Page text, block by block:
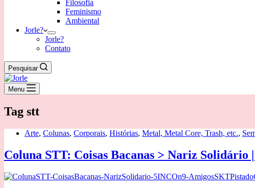
Filosofia
Feminismo
Ambiental
Jorle?
Jorle?
Contato
Pesquisar
Menu
Tag stt
Arte, Colunas, Corporais, Histórias, Metal, Metal Core, Trash, etc.,
Coluna STT: Coisas Bacanas > Nariz